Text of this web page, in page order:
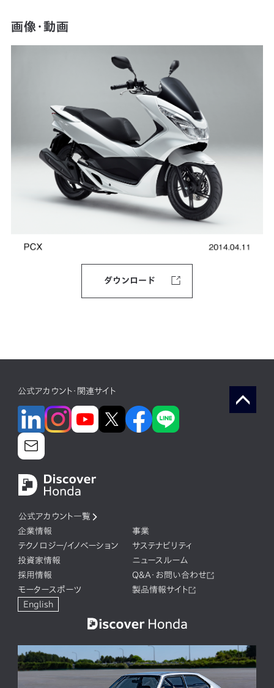
画像・動画
ダウンロード
公式アカウント・関連サイト
公式アカウント一覧
企業情報
事業
テクノロジー/イノベーション
サステナビリティ
投資家情報
ニュースルーム
採用情報
Q&A・お問い合わせ
モータースポーツ
製品情報サイト
English